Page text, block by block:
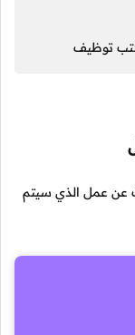
توظيف
عن عمل الذي سيتم